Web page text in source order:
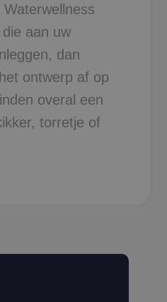
aan uw
dan
ontwerp af op
overal een
torretje of